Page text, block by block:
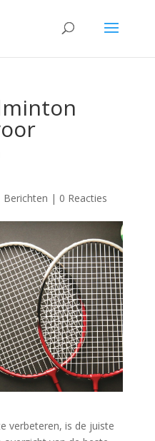
Berichten | 0 Reacties
verbeteren, is de juiste